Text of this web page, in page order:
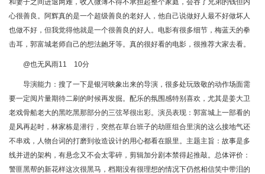
心很善良。阿辉真的是一个超级善良的老好人，他自己说做好人最不好做坏人
也做不好，但我觉得他就是一个很善良的好人。电影有很多细节，梅蓝天的拳
击耳，郭富城老师自己的想法龅牙等。真的很好看的电影，很推荐大家去看。
@也无风雨11 10分
导演能力：搜了一下是银河映象出来的导演，很多处玩致敬的动作场面需
要一定阅片量期待二刷的时候再发掘。配乐的氛围感特别喜欢，尤其是姜大卫
老戏骨船老大的黑吃黑那部分的三弦琴很出彩。演员表现：郭富城上一部看的
是风再起时，林家栋是潜行，突然在草台班子的劫匪组合里演的这么接地气还
不串戏，人物台词的打磨到妆造设计的用心都看在眼里。主题主旨：故事是多
线并进的架构，有悬念又不会太零碎，剪辑加分剧本禁得起推敲。总体评价：
警匪黑帮的新花样这次很黑马，档期没有很理想的情况下仍然相信笑中带泪的